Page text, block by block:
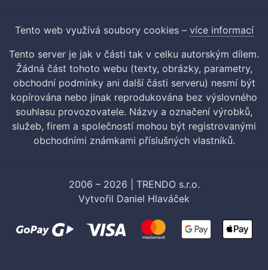
Tento web využívá soubory cookies – více informací
Tento server je jak v části tak v celku autorským dílem.
Žádná část tohoto webu (texty, obrázky, parametry,
obchodní podmínky ani další části serveru) nesmí být
kopírována nebo jinak reprodukována bez výslovného
souhlasu provozovatele. Názvy a označení výrobků,
služeb, firem a společností mohou být registrovanými
obchodními známkami příslušných vlastníků.
2006 – 2026 | TRENDO s.r.o.
Vytvořil Daniel Hlaváček